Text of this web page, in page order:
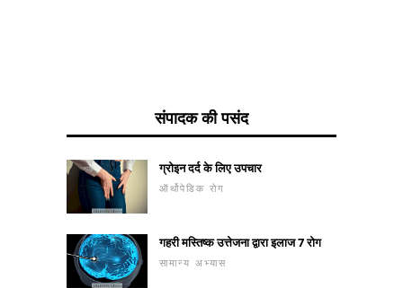
संपादक की पसंद
ग्रोइन दर्द के लिए उपचार
ऑर्थोपेडिक रोग
गहरी मस्तिष्क उत्तेजना द्वारा इलाज 7 रोग
सामान्य अभ्यास